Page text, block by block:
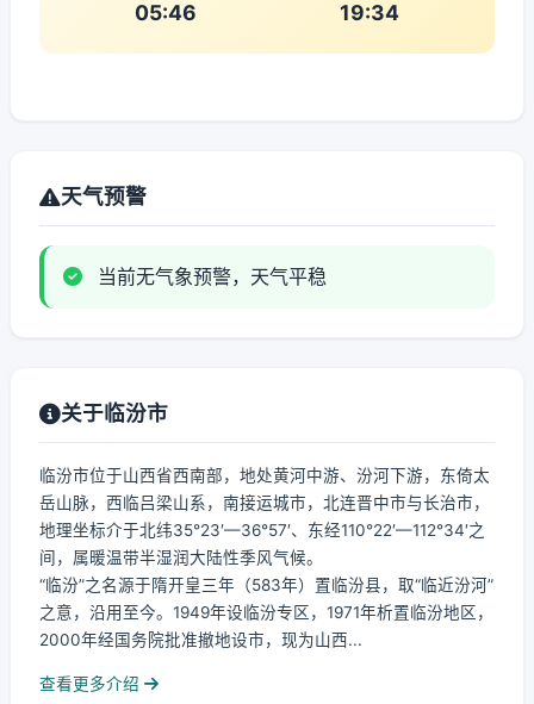
05:46 19:34
天气预警
当前无气象预警，天气平稳
关于临汾市
临汾市位于山西省西南部，地处黄河中游、汾河下游，东倚太
岳山脉，西临吕梁山系，南接运城市，北连晋中市与长治市，
地理坐标介于北纬35°23′—36°57′、东经110°22′—112°34′之
间，属暖温带半湿润大陆性季风气候。
“临汾”之名源于隋开皇三年（583年）置临汾县，取“临近汾河”
之意，沿用至今。1949年设临汾专区，1971年析置临汾地区，
2000年经国务院批准撤地设市，现为山西...
查看更多介绍